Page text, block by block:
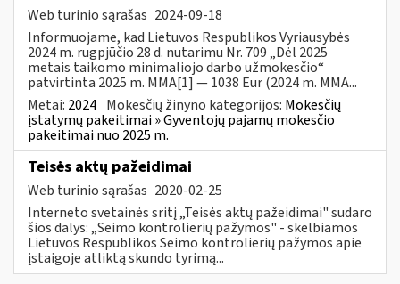
Web turinio sąrašas 2024-09-18
Informuojame, kad Lietuvos Respublikos Vyriausybės
2024 m. rugpjūčio 28 d. nutarimu Nr. 709 „Dėl 2025
metais taikomo minimaliojo darbo užmokesčio“
patvirtinta 2025 m. MMA[1] — 1038 Eur (2024 m. MMA...
Metai: 2024 Mokesčių žinyno kategorijos: Mokesčių
įstatymų pakeitimai » Gyventojų pajamų mokesčio
pakeitimai nuo 2025 m.
Teisės aktų pažeidimai
Web turinio sąrašas 2020-02-25
Interneto svetainės sritį „Teisės aktų pažeidimai" sudaro
šios dalys: „Seimo kontrolierių pažymos" - skelbiamos
Lietuvos Respublikos Seimo kontrolierių pažymos apie
įstaigoje atliktą skundo tyrimą...